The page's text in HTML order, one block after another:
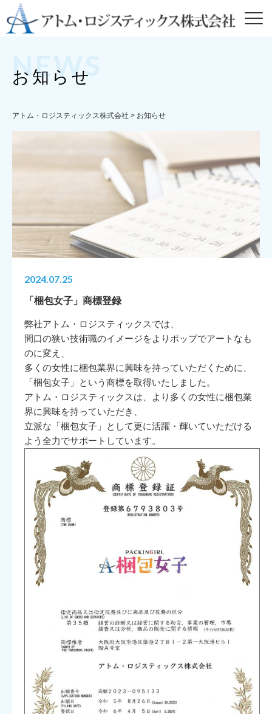
NEWS
お知らせ
アトム・ロジスティックス株式会社 > お知らせ
2024.07.25
「梱包女子」商標登録
弊社アトム・ロジスティックスでは、
間口の狭い技術職のイメージをよりポップでアートなも
のに変え、
多くの女性に梱包業界に興味を持っていただくために、
「梱包女子」という商標を取得いたしました。
アトム・ロジスティックスは、より多くの女性に梱包業
界に興味を持っていただき、
立派な「梱包女子」として更に活躍・輝いていただける
よう全力でサポートしています。